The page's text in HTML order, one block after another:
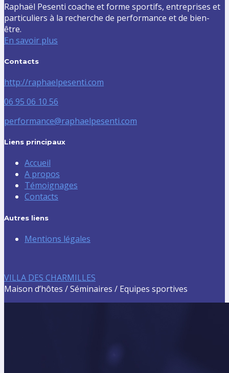
Raphaël Pesenti coache et forme sportifs, entreprises et
particuliers à la recherche de performance et de bien-
être.
En savoir plus
Contacts
http://raphaelpesenti.com
06 95 06 10 56
performance@raphaelpesenti.com
Liens principaux
Accueil
A propos
Témoignages
Contacts
Autres liens
Mentions légales
VILLA DES CHARMILLES
Maison d’hôtes / Séminaires / Equipes sportives